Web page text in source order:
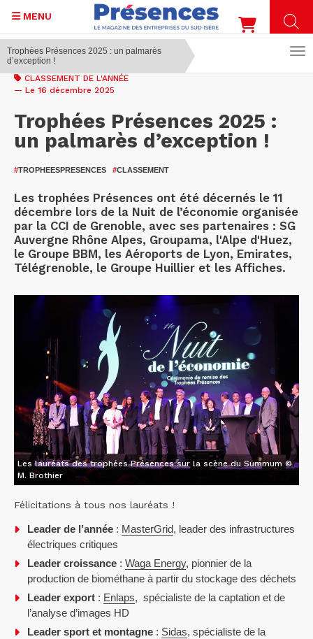
Aller
contenu
MENU
Trophées Présences 2025 : un palmarès
d’exception !
CLASSEMENT DE L'ANNÉE
— Le 16 décembre 2025
Trophées Présences 2025 :
un palmarès d’exception !
#TROPHEESPRESENCES #CLASSEMENT
Les trophées Présences ont été décernés le 11
décembre lors de la Nuit de l’économie organisée
par la CCI de Grenoble, avec ses partenaires : SG
Auvergne Rhône Alpes, Groupama, l'Alpe d'Huez,
le Groupe BBM, les Aéroports de Lyon, Emirates,
Télégrenoble, le Groupe Huillier et les Affiches.
Les lauréats des trophées Présences sur la scène du Summum ©
M. Brothier
Félicitations à tous nos lauréats !
Leader de l’année : MasterGrid, leader des infrastructures
électriques critiques
Leader croissance :Waga Energy, pionnier de la
production de biométhane à partir du stockage des déchets
Leader export : Enlaps, spécialiste de la captation et de
l’analyse d’images HD
Leader sport et montagne : Sidas, spécialiste de la